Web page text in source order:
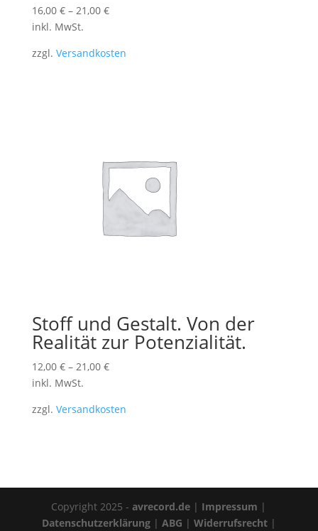
16,00 €– 21,00 €
inkl. MwSt.
zzgl. Versandkosten
Stoff und Gestalt. Von der
Realität zur Potenzialität.
12,00 €– 21,00 €
inkl. MwSt.
zzgl. Versandkosten
Copyright 2025 -avrecord.de | Impressum |
Datenschutzerklärung| ABG | Widerrufsrecht|